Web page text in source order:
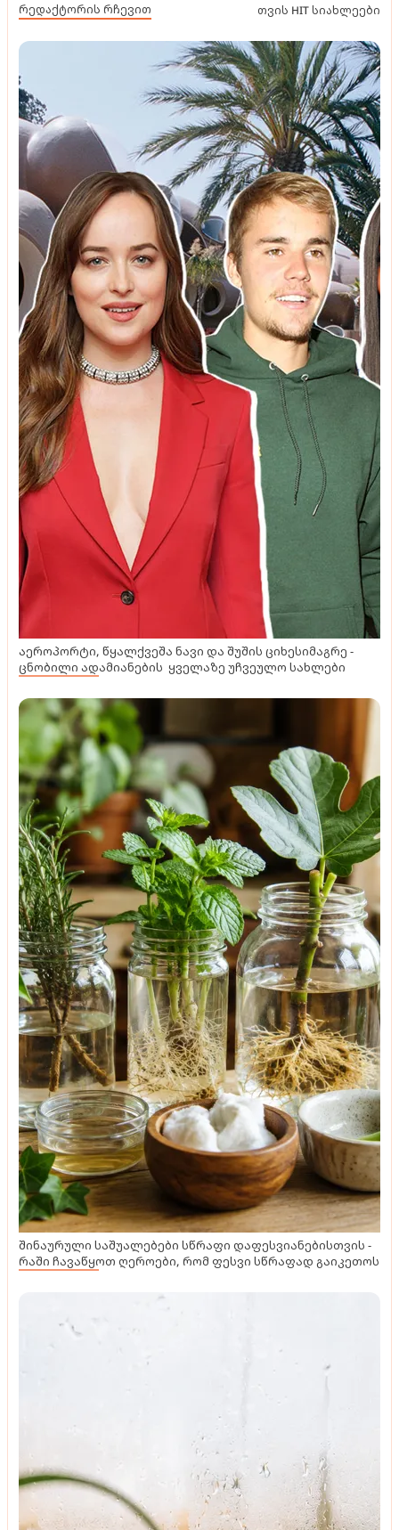
რედაქტორის რჩევით თვის HIT სიახლეები
აეროპორტი, წყალქვეშა ნავი და შუშის ციხესიმაგრე -
ცნობილი ადამიანების ყველაზე უჩვეულო სახლები
შინაურული საშუალებები სწრაფი დაფესვიანებისთვის -
რაში ჩავაწყოთ ღეროები, რომ ფესვი სწრაფად გაიკეთოს